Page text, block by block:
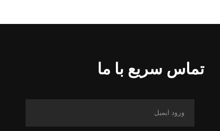
تماس سریع با ما